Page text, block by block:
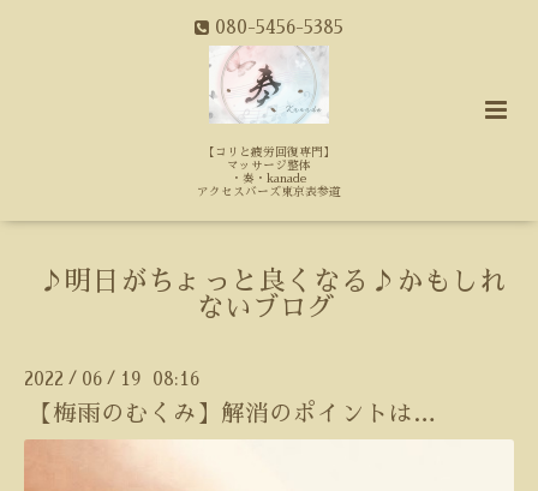
080-5456-5385
【コリと疲労回復専門】
マッサージ整体
・奏・kanade
アクセスバーズ東京表参道
♪明日がちょっと良くなる♪かもしれ
ないブログ
2022 / 06 / 19 08:16
【梅雨のむくみ】解消のポイントは…